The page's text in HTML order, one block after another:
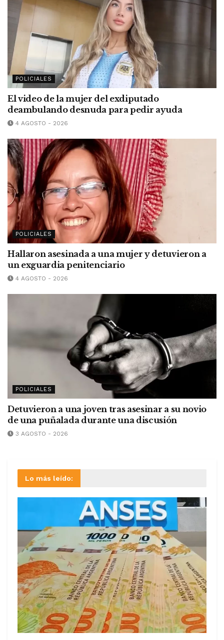
POLICIALES
El video de la mujer del exdiputado
deambulando desnuda para pedir ayuda
4 AGOSTO - 2026
POLICIALES
Hallaron asesinada a una mujer y detuvieron a
un exguardia penitenciario
4 AGOSTO - 2026
POLICIALES
Detuvieron a una joven tras asesinar a su novio
de una puñalada durante una discusión
3 AGOSTO - 2026
Lo más leído: